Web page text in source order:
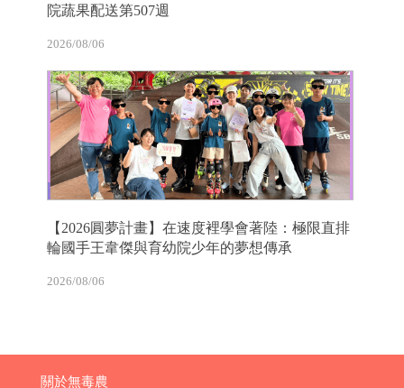
院蔬果配送第507週
2026/08/06
【2026圓夢計畫】在速度裡學會著陸：極限直排
輪國手王韋傑與育幼院少年的夢想傳承
2026/08/06
關於無毒農